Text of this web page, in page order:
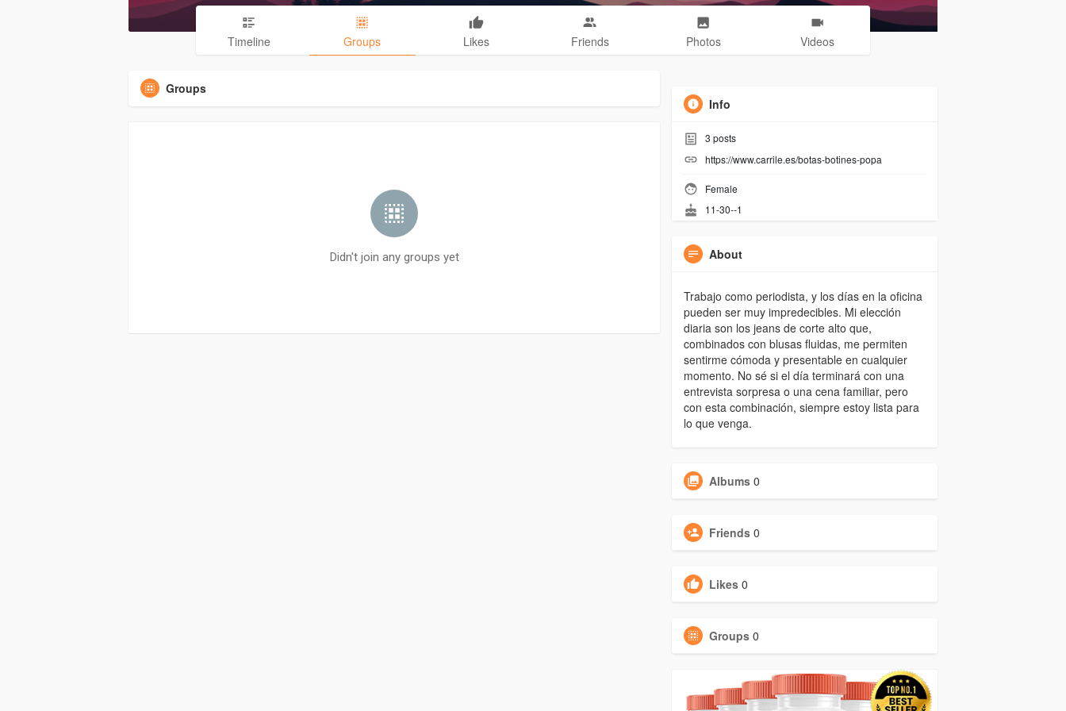
Timeline Groups Likes Friends Photos Videos
Groups
Didn't join any groups yet
Info
3 posts
https://www.carrile.es/botas-botines-popa
Female
11-30--1
About
Trabajo como periodista, y los días en la oficina
pueden ser muy impredecibles. Mi elección
diaria son los jeans de corte alto que,
combinados con blusas fluidas, me permiten
sentirme cómoda y presentable en cualquier
momento. No sé si el día terminará con una
entrevista sorpresa o una cena familiar, pero
con esta combinación, siempre estoy lista para
lo que venga.
Albums 0
Friends 0
Likes 0
Groups 0